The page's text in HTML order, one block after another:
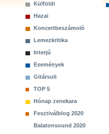
Külföldi
Hazai
Koncertbeszámoló
Lemezkritika
Interjú
Események
Gitársuli
TOP 5
Hónap zenekara
Fesztiválblog 2020
Balatonsound 2020